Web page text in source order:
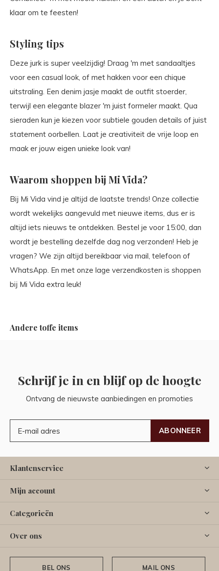
klaar om te feesten!
Styling tips
Deze jurk is super veelzijdig! Draag 'm met sandaaltjes
voor een casual look, of met hakken voor een chique
uitstraling. Een denim jasje maakt de outfit stoerder,
terwijl een elegante blazer 'm juist formeler maakt. Qua
sieraden kun je kiezen voor subtiele gouden details of juist
statement oorbellen. Laat je creativiteit de vrije loop en
maak er jouw eigen unieke look van!
Waarom shoppen bij Mi Vida?
Bij Mi Vida vind je altijd de laatste trends! Onze collectie
wordt wekelijks aangevuld met nieuwe items, dus er is
altijd iets nieuws te ontdekken. Bestel je voor 15:00, dan
wordt je bestelling dezelfde dag nog verzonden! Heb je
vragen? We zijn altijd bereikbaar via mail, telefoon of
WhatsApp. En met onze lage verzendkosten is shoppen
bij Mi Vida extra leuk!
Andere toffe items
Schrijf je in en blijf op de hoogte
Ontvang de nieuwste aanbiedingen en promoties
ABONNEER
Klantenservice
Mijn account
Categorieën
Over ons
BEL ONS MAIL ONS